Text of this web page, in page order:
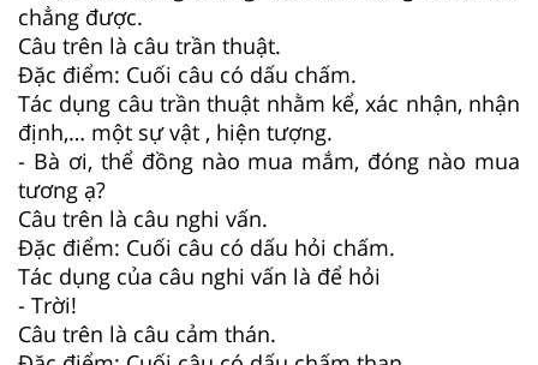
chẳng được.
Câu trên là câu trần thuật.
Đặc điểm: Cuối câu có dấu chấm.
Tác dụng câu trần thuật nhằm kể, xác nhận, nhận
định,… một sự vật , hiện tượng.
- Bà ơi, thể đồng nào mua mắm, đóng nào mua
tương ạ?
Câu trên là câu nghi vấn.
Đặc điểm: Cuối câu có dấu hỏi chấm.
Tác dụng của câu nghi vấn là để hỏi
- Trời!
Câu trên là câu cảm thán.